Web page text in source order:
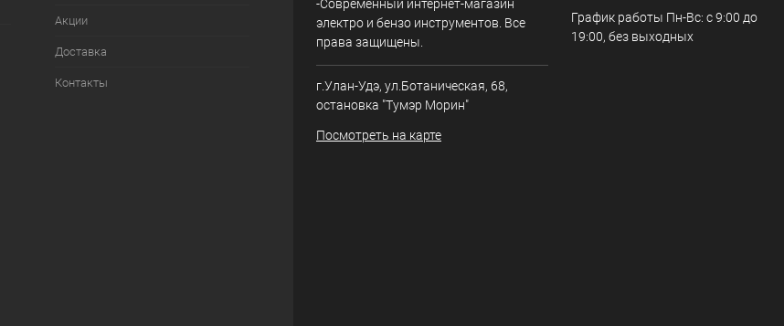
Акции
Доставка
Контакты
-Современный интернет-магазин
электро и бензо инструментов. Все
права защищены.
г.Улан-Удэ, ул.Ботаническая, 68,
остановка "Тумэр Морин"
Посмотреть на карте
График работы Пн-Вс: с 9:00 до
19:00, без выходных